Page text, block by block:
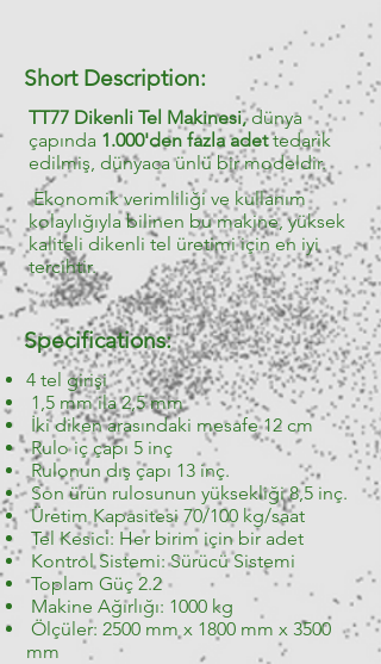
Short Description:
TT77 Dikenli Tel Makinesi,dünya
çapında 1.000'den fazla adettedarik
edilmiş, dünyaca ünlü bir modeldir.
Ekonomik verimliliği ve kullanım
kolaylığıyla bilinen bu makine, yüksek
kaliteli dikenli tel üretimi için en iyi
tercihtir.
Specifications:
4 tel girişi
1,5 mm ila 2,5 mm
İki diken arasındaki mesafe 12 cm
Rulo iç çapı 5 inç
Rulonun dış çapı 13 inç.
Son ürün rulosunun yüksekliği 8,5 inç.
Üretim Kapasitesi 70/100 kg/saat
Tel Kesici: Her birim için bir adet
Kontrol Sistemi: Sürücü Sistemi
Toplam Güç 2.2
Makine Ağırlığı: 1000 kg
Ölçüler: 2500 mm x 1800 mm x 3500
mm